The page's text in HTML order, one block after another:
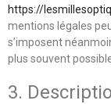
https://
mentions légales
s’imposent
plus souvent
3.